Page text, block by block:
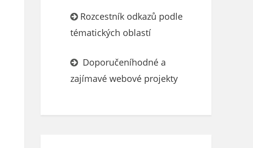
Rozcestník odkazů podle
tématických oblastí
Doporučeníhodné a
zajímavé webové projekty